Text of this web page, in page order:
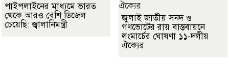
পাইপলাইনের মাধ্যমে ভারত
থেকে আরও বেশি ডিজেল
চেয়েছি: জ্বালানিমন্ত্রী
জুলাই জাতীয় সনদ ও
গণভোটের রায় বাস্তবায়নে
লংমার্চের ঘোষণা ১১-দলীয়
ঐক্যের